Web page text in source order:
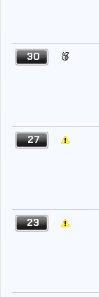
30
27
23